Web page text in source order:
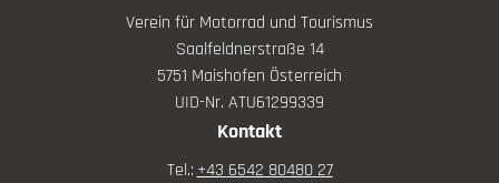
Verein für Motorrad und Tourismus
Saalfeldnerstraße 14
5751 Maishofen Österreich
UID-Nr. ATU61299339
Kontakt
Tel.: +43 6542 80480 27